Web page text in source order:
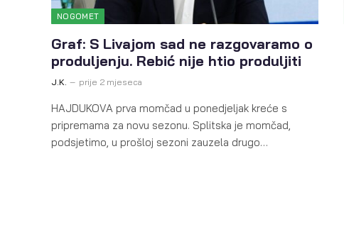
NOGOMET
Graf: S Livajom sad ne razgovaramo o
produljenju. Rebić nije htio produljiti
J.K. prije 2 mjeseca
HAJDUKOVA prva momčad u ponedjeljak kreće s
pripremama za novu sezonu. Splitska je momčad,
podsjetimo, u prošloj sezoni zauzela drugo…